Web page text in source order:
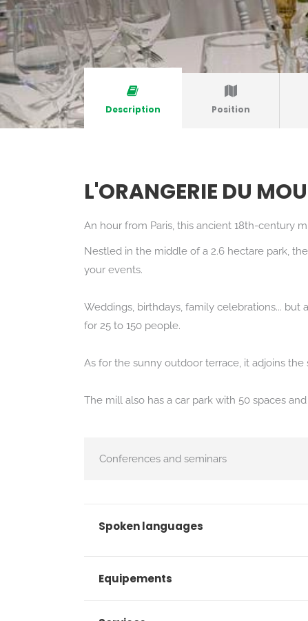
Description Position
L'ORANGERIE DU
An hour from Paris, this ancient 18th-century
Nestled in the middle of a 2.6 hectare park,
your events.
Weddings, birthdays, family celebrations...
for 25 to 150 people.
As for the sunny outdoor terrace, it adjoins
The mill also has a car park with 50 spaces
Conferences and seminars
Spoken languages
Equipements